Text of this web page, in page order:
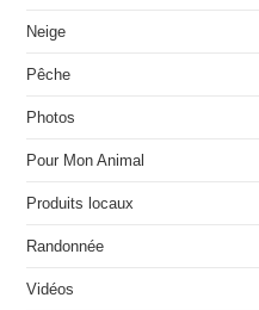
Neige
Pêche
Photos
Pour Mon Animal
Produits locaux
Randonnée
Vidéos